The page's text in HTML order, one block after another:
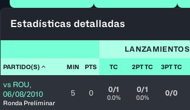
Estadísticas detalladas
LANZAMIENTOS
PARTIDO(S) MIN PTS TC 2PT TC 3PT TC
vs ROU,
06/08/2010
Ronda Preliminar
5 0 0/1
0.0%
0/1
0.0% 0/0